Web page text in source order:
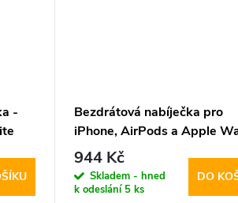
-
Bezdrátová nabíječka pro
iPhone, AirPods a Apple
Tech-Protect, QI15W-A42
MagSafe Space Gray
944 Kč
Skladem - hned
k odeslání 5 ks
DO